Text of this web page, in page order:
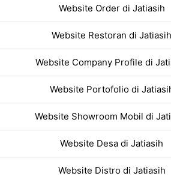
Website Order di Jatiasih
Website Restoran di Jatiasih
Website Company Profile di
Website Portofolio di
Website Showroom Mobil di
Website Desa di Jatiasih
Website Distro di Jatiasih